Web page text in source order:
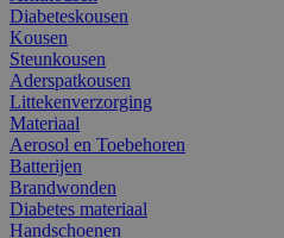
Diabeteskousen
Kousen
Steunkousen
Aderspatkousen
Littekenverzorging
Materiaal
Aerosol en Toebehoren
Batterijen
Brandwonden
Diabetes materiaal
Handschoenen